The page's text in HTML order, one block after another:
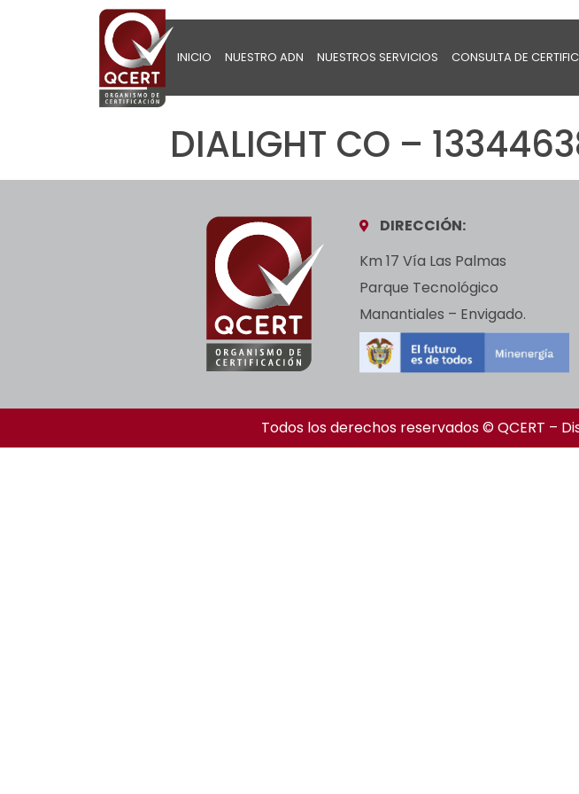
INICIO NUESTRO ADN NUESTROS SERVICIOS CONSULTA DE
DIALIGHT CO –
DIRECCIÓN:
Km 17 Vía Las Palmas
Parque Tecnológico
Manantiales – Envigado.
Todos los derechos reservados © QCERT –